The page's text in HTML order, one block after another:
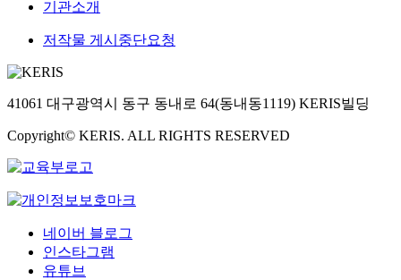
기관소개
저작물 게시중단요청
41061 대구광역시 동구 동내로 64(동내동1119) KERIS빌딩
Copyright© KERIS. ALL RIGHTS RESERVED
네이버 블로그
인스타그램
유튜브